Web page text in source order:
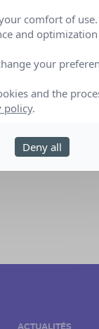
et Loire
ACTUALITÉS
comfort of
and
your
and the
policy.
Deny all